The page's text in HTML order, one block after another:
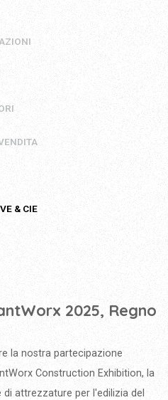
& CIE
2025, Regno
la nostra partecipazione
Construction Exhibition, la
attrezzature per l'edilizia del